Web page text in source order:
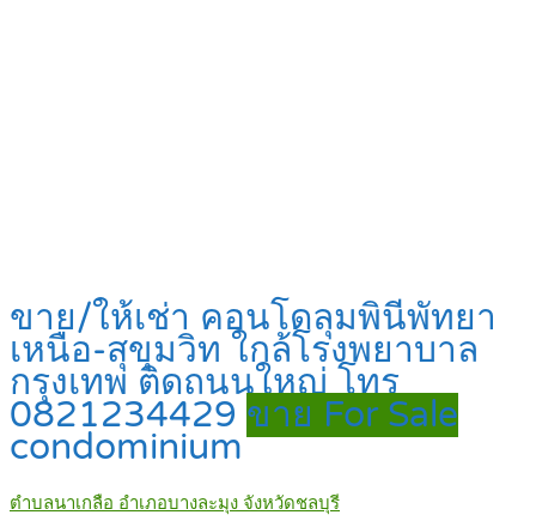
ขาย/ให้เช่า คอนโดลุมพินีพัทยา
เหนือ-สุขุมวิท ใกล้โรงพยาบาล
กรุงเทพ ติดถนนใหญ่ โทร
0821234429 ขาย For Sale
condominium
ตำบลนาเกลือ อำเภอบางละมุง จังหวัดชลบุรี